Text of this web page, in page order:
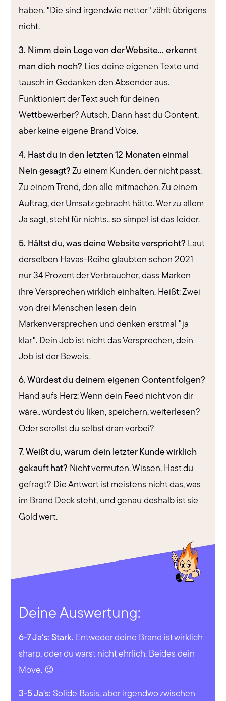
haben. "Die sind irgendwie netter" zählt übrigens
nicht.
3. Nimm dein Logo von der Website... erkennt
man dich noch? Lies deine eigenen Texte und
tausch in Gedanken den Absender aus.
Funktioniert der Text auch für deinen
Wettbewerber? Autsch. Dann hast du Content,
aber keine eigene Brand Voice.
4. Hast du in den letzten 12 Monaten einmal
Nein gesagt? Zu einem Kunden, der nicht passt.
Zu einem Trend, den alle mitmachen. Zu einem
Auftrag, der Umsatz gebracht hätte. Wer zu allem
Ja sagt, steht für nichts.. so simpel ist das leider.
5. Hältst du, was deine Website verspricht? Laut
derselben Havas-Reihe glaubten schon 2021
nur 34 Prozent der Verbraucher, dass Marken
ihre Versprechen wirklich einhalten. Heißt: Zwei
von drei Menschen lesen dein
Markenversprechen und denken erstmal "ja
klar". Dein Job ist nicht das Versprechen, dein
Job ist der Beweis.
6. Würdest du deinem eigenen Content folgen?
Hand aufs Herz: Wenn dein Feed nicht von dir
wäre.. würdest du liken, speichern, weiterlesen?
Oder scrollst du selbst dran vorbei?
7. Weißt du, warum dein letzter Kunde wirklich
gekauft hat? Nicht vermuten. Wissen. Hast du
gefragt? Die Antwort ist meistens nicht das, was
im Brand Deck steht, und genau deshalb ist sie
Gold wert.
Deine Auswertung:
6-7 Ja's: Stark. Entweder deine Brand ist wirklich
sharp, oder du warst nicht ehrlich. Beides dein
Move. 😉
3-5 Ja's: Solide Basis, aber irgendwo zwischen